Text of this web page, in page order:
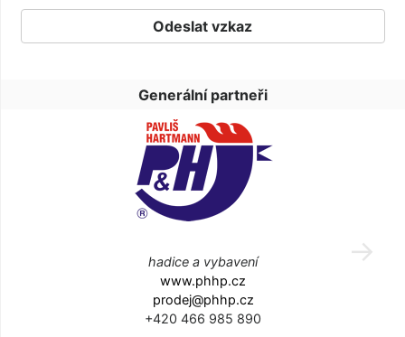
Generální partneři
hadice a vybavení
www.phhp.cz
prodej@phhp.cz
+420 466 985 890